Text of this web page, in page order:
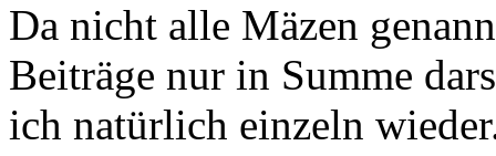
Da nicht alle Mäzen
Beiträge nur in Summe
ich natürlich einzeln